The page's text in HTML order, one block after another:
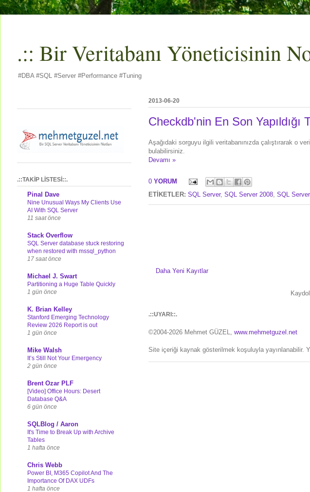
.:: Bir Veritabanı Yöneticisinin
#DBA #SQL #Server #Performance #Tuning
2013-06-20
Checkdb'nin En Son Yapıldığı
Aşağıdaki sorguyu ilgili veritabanınızda çalıştırarak o
bulabilirsiniz.
Devamı »
0 YORUM
ETİKETLER: SQL Server, SQL Server 2008 SQL
Daha Yeni Kayıtlar
.::UYARI::.
©2004-2026 Mehmet GÜZEL, www.mehmetguzel.net
Site içeriği kaynak gösterilmek koşuluyla yayınlanabilir.
.::TAKİP LİSTESİ::.
Pinal Dave
Nine Unusual Ways My Clients Use
AI With SQL Server
11 saat önce
Stack Overflow
SQL Server database stuck restoring
when restored with mssql_python
17 saat önce
Michael J. Swart
Partitioning a Huge Table Quickly
1 gün önce
K. Brian Kelley
Stanford Emerging Technology
Review 2026 Report is out
1 gün önce
Mike Walsh
It’s Still Not Your Emergency
2 gün önce
Brent Ozar PLF
[Video] Office Hours: Desert
Database Q&A
6 gün önce
SQLBlog / Aaron
It's Time to Break Up with Archive
Tables
1 hafta önce
Chris Webb
Power BI, M365 Copilot And The
Importance Of DAX UDFs
1 hafta önce